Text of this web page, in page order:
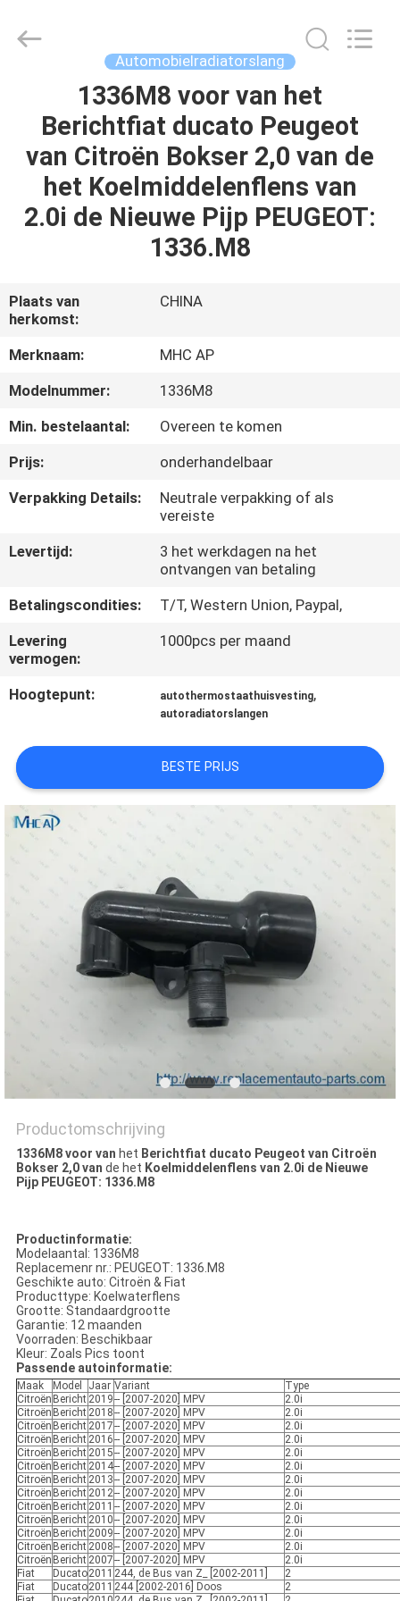
PRODUCTEN
ONGEVEER
FABRIEKSREIS
KWALITEITSCONTROLE
CONTACT
OP
OM
CITAAT
SITEMAP
POLICY
Limited.
Automobielradiatorslang
1336M8 voor van het
Berichtfiat ducato Peugeot
van Citroën Bokser 2,0 van de
het Koelmiddelenflens van
2.0i de Nieuwe Pijp PEUGEOT:
1336.M8
Plaats van
herkomst:
CHINA
Merknaam:
MHC AP
Modelnummer:
1336M8
Min. bestelaantal:
Overeen te komen
Prijs:
onderhandelbaar
Verpakking Details:
Neutrale verpakking of als
vereiste
Levertijd:
3 het werkdagen na het
ontvangen van betaling
Betalingscondities:
T/T, Western Union, Paypal,
Levering
vermogen:
1000pcs per maand
Hoogtepunt: autothermostaathuisvesting,
autoradiatorslangen
BESTE PRIJS
Productomschrijving
1336M8 voor van het Berichtfiat ducato Peugeot van Citroën
Bokser 2,0 van de het Koelmiddelenflens van 2.0i de Nieuwe
Pijp PEUGEOT: 1336.M8
Productinformatie:
Modelaantal: 1336M8
Replacemenr nr.: PEUGEOT: 1336.M8
Geschikte auto: Citroën & Fiat
Producttype: Koelwaterflens
Grootte: Standaardgrootte
Garantie: 12 maanden
Voorraden: Beschikbaar
Kleur: Zoals Pics toont
Passende autoinformatie:
Maak Model Jaar Variant
Type
Citroën Bericht 2019-- [2007-2020] MPV
2.0i
Citroën Bericht 2018-- [2007-2020] MPV
2.0i
Citroën Bericht 2017-- [2007-2020] MPV
2.0i
Citroën Bericht 2016-- [2007-2020] MPV
2.0i
Citroën Bericht 2015-- [2007-2020] MPV
2.0i
Citroën Bericht 2014-- [2007-2020] MPV
2.0i
Citroën Bericht 2013-- [2007-2020] MPV
2.0i
Citroën Bericht 2012-- [2007-2020] MPV
2.0i
Citroën Bericht 2011 -- [2007-2020] MPV
2.0i
Citroën Bericht 2010-- [2007-2020] MPV
2.0i
Citroën Bericht 2009-- [2007-2020] MPV
2.0i
Citroën Bericht 2008-- [2007-2020] MPV
2.0i
Citroën Bericht 2007-- [2007-2020] MPV
2.0i
Fiat
Ducato2011 244, de Bus van Z_ [2002-2011]
2
Fiat
Ducato2011 244 [2002-2016] Doos
2